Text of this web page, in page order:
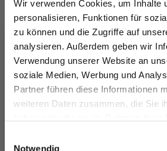
Wir verwenden Cookies, um Inhalte
personalisieren, Funktionen für
zu können und die Zugriffe auf
analysieren. Außerdem geben wir
Verwendung unserer Website an
soziale Medien, Werbung und
Partner führen diese Informationen
weiteren Daten zusammen, die Sie
Notwendig
Erstelle in nur 4 Schritten
ERHALTE 5%
DEINE